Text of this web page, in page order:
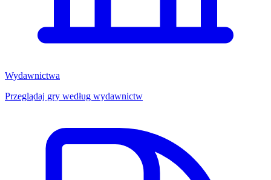
Wydawnictwa
Przeglądaj gry według wydawnictw